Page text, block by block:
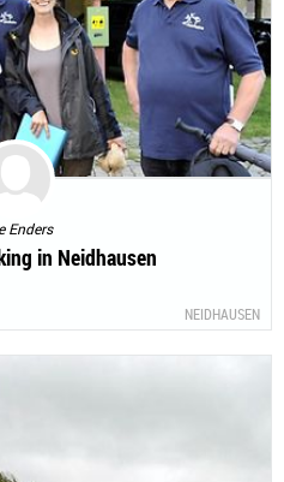
Enders
in Neidhausen
NEIDHAUSEN